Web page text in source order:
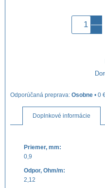
Osobne • 0
Doplnkové informácie
Priemer, mm:
0,9
Odpor, Ohm/m:
2,12